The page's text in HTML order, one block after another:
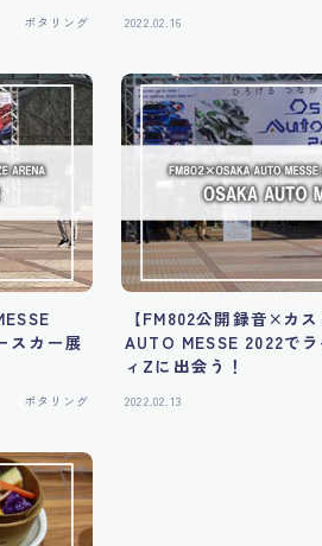
ポタリング 2022.02.16
スカー展
ポタリング
【FM802公開録音×カ
AUTO MESSE 2022で
ィZに出会う！
2022.02.13